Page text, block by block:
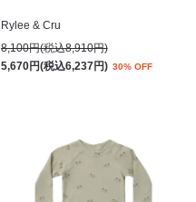
Rylee & Cru
8,100円(税込8,910円)
5,670円(税込6,237円) 30% OFF